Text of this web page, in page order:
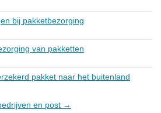
bij pakketbezorging
van pakketten
pakket naar het buitenland
en post →